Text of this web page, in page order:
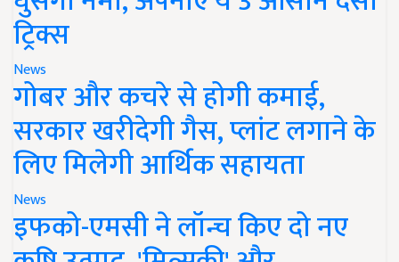
ट्रिक्स
News
गोबर और कचरे से होगी कमाई,
सरकार खरीदेगी गैस, प्लांट लगाने के
लिए मिलेगी आर्थिक सहायता
News
इफको-एमसी ने लॉन्च किए दो नए